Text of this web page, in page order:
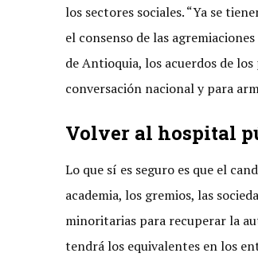
los sectores sociales. “Ya se
el consenso de las
de Antioquia, los acuerdos de
conversación nacional y para
Volver al hospital
Lo que sí es seguro es que el
academia, los gremios, las
minoritarias para recuperar la
tendrá los equivalentes en los